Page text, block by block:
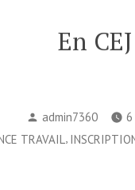
En
Publié
par
admin7360 6
: TRAVAIL ,